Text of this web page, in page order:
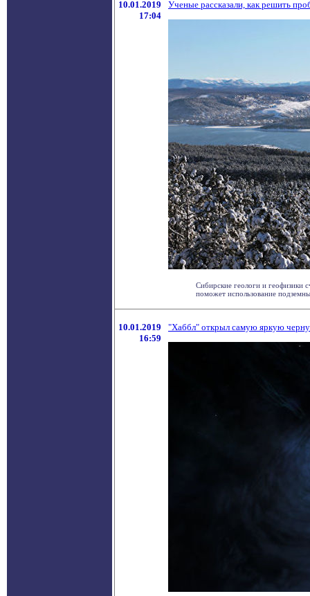
10.01.2019
17:04
Ученые рассказали, как решить
Сибирские геологи и геофизики
поможет использование
10.01.2019
16:59
"Хаббл" открыл самую яркую